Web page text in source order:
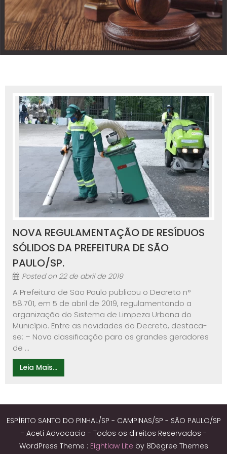
NOVA REGULAMENTAÇÃO DE RESÍDUOS
SÓLIDOS DA PREFEITURA DE SÃO
PAULO/SP.
Posted on 22 de abril de 2019
A Prefeitura de São Paulo publicou o Decreto n°
58.701, em 5 de abril de 2019, regulamentando a
organização do Sistema de Limpeza Urbana do
Município. Entre as novidades do Decreto, destaca-
se: – Nova classificação para os grandes geradores
de ...
Leia Mais...
ESPÍRITO SANTO DO PINHAL/SP - CAMPINAS/SP - SÃO PAULO/SP
- Aceti Advocacia - Todos os direitos Reservados -
WordPress Theme : Eightlaw Lite by 8Degree Themes